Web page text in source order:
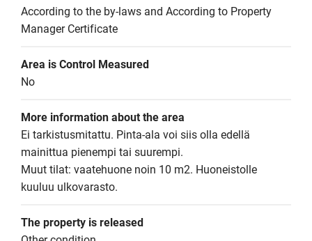
According to the by-laws and According to Property
Manager Certificate
Area is Control Measured
No
More information about the area
Ei tarkistusmitattu. Pinta-ala voi siis olla edellä
mainittua pienempi tai suurempi.
Muut tilat: vaatehuone noin 10 m2. Huoneistolle
kuuluu ulkovarasto.
The property is released